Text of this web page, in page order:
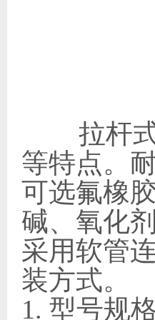
拉杆
等特点。
可选氟橡
碱、氧化
采用软管
装方式。
1. 型号规